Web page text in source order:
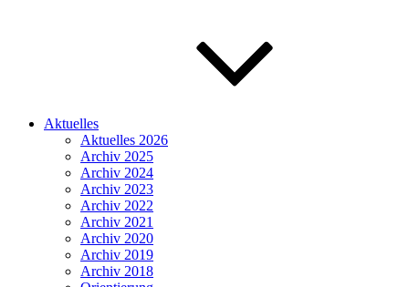
Aktuelles
Aktuelles 2026
Archiv 2025
Archiv 2024
Archiv 2023
Archiv 2022
Archiv 2021
Archiv 2020
Archiv 2019
Archiv 2018